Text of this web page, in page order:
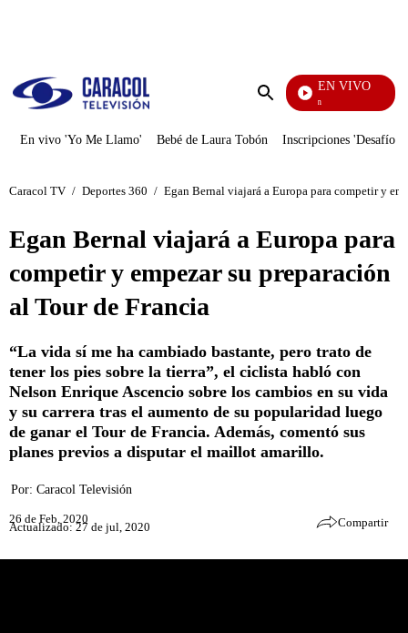
Enviar
EN VIVO
Pura Diversión
En vivo 'Yo Me Llamo' Bebé de Laura Tobón Inscripciones 'Desafío'
Caracol TV / Deportes 360 / Egan Bernal viajará a Europa para competir y
Egan Bernal viajará a Europa para
competir y empezar su preparación
al Tour de Francia
“La vida sí me ha cambiado bastante, pero trato de
tener los pies sobre la tierra”, el ciclista habló con
Nelson Enrique Ascencio sobre los cambios en su vida
y su carrera tras el aumento de su popularidad luego
de ganar el Tour de Francia. Además, comentó sus
planes previos a disputar el maillot amarillo.
Por: Caracol Televisión
26 de Feb, 2020
Actualizado: 27 de jul, 2020 Compartir